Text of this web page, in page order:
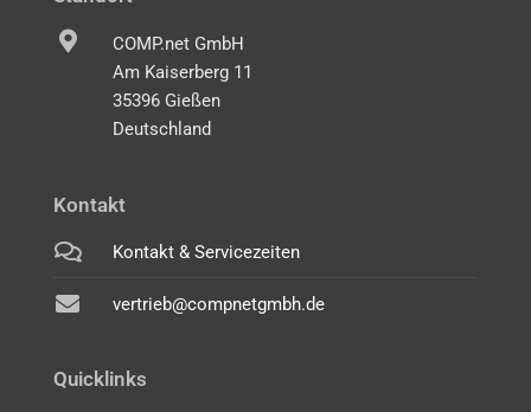
COMP.net GmbH
Am Kaiserberg 11
35396 Gießen
Deutschland
Kontakt
Kontakt & Servicezeiten
vertrieb@compnetgmbh.de
Quicklinks